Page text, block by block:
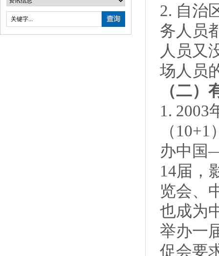
2. 自治
务人员
人员又
场人员
（二
1. 2003
（
办中国
14届，
览会、
也成为
举办一
促会要